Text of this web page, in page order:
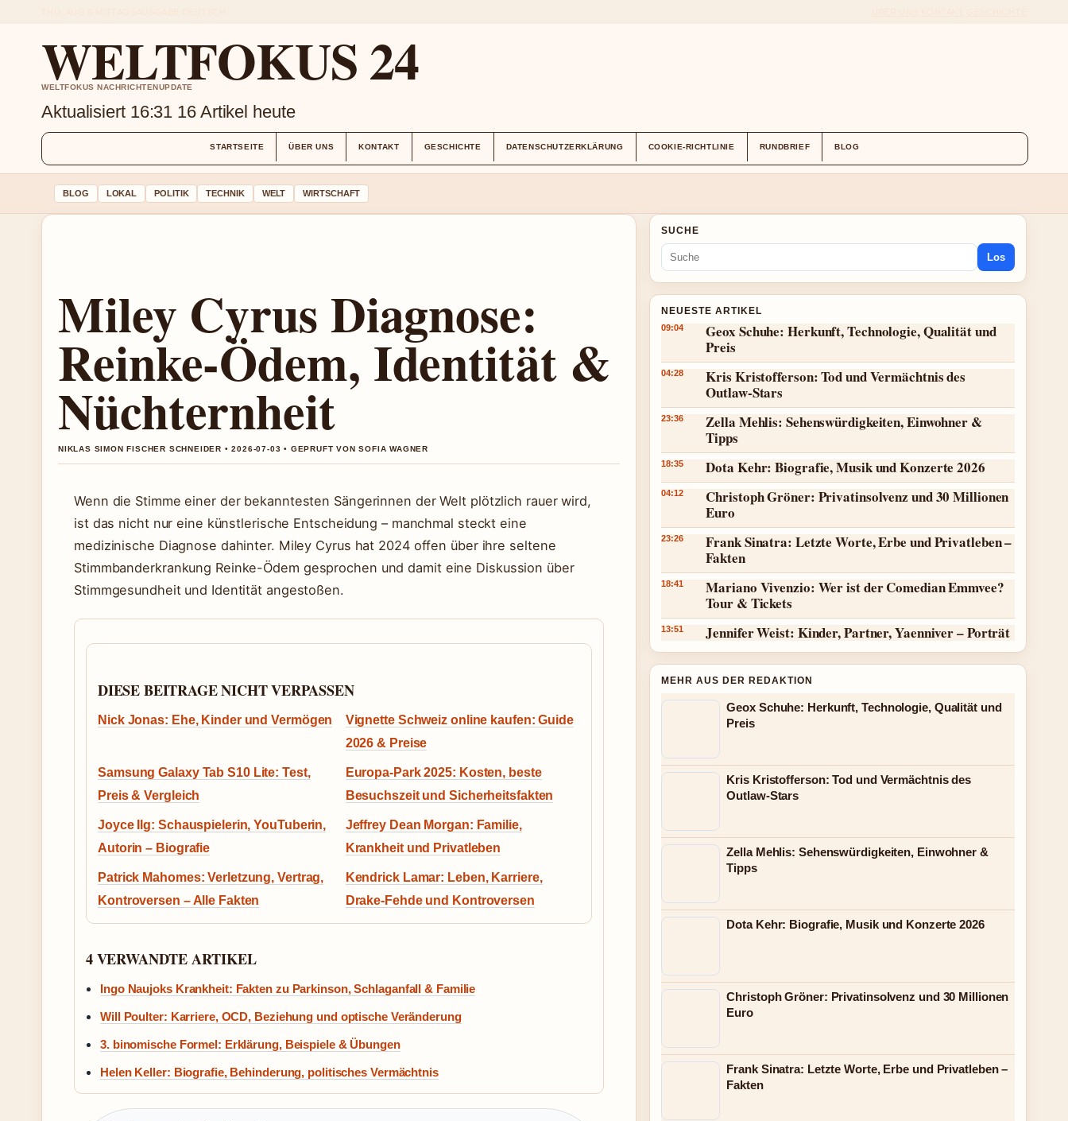
WELTFOKUS 24
WELTFOKUS NACHRICHTENUPDATE
Aktualisiert 16:31 16 Artikel heute
STARTSEITE ÜBER UNS KONTAKT GESCHICHTE DATENSCHUTZERKLÄRUNG COOKIE-RICHTLINIE RUNDBRIEF BLOG
BLOG LOKAL POLITIK TECHNIK WELT WIRTSCHAFT
Miley Cyrus Diagnose:
Reinke-Ödem, Identität &
Nüchternheit
NIKLAS SIMON FISCHER SCHNEIDER • 2026-07-03 • GEPRUFT VON SOFIA WAGNER
Wenn die Stimme einer der bekanntesten Sängerinnen der Welt plötzlich rauer wird,
ist das nicht nur eine künstlerische Entscheidung – manchmal steckt eine
medizinische Diagnose dahinter. Miley Cyrus hat 2024 offen über ihre seltene
Stimmbanderkrankung Reinke-Ödem gesprochen und damit eine Diskussion über
Stimmgesundheit und Identität angestoßen.
DIESE BEITRAGE NICHT VERPASSEN
Nick Jonas: Ehe, Kinder und Vermögen
Vignette Schweiz online kaufen: Guide
2026 & Preise
Samsung Galaxy Tab S10 Lite: Test,
Preis & Vergleich
Europa-Park 2025: Kosten, beste
Besuchszeit und Sicherheitsfakten
Joyce Ilg: Schauspielerin, YouTuberin,
Autorin – Biografie
Jeffrey Dean Morgan: Familie,
Krankheit und Privatleben
Patrick Mahomes: Verletzung, Vertrag,
Kontroversen – Alle Fakten
Kendrick Lamar: Leben, Karriere,
Drake-Fehde und Kontroversen
4 VERWANDTE ARTIKEL
Ingo Naujoks Krankheit: Fakten zu Parkinson, Schlaganfall & Familie
Will Poulter: Karriere, OCD, Beziehung und optische Veränderung
3. binomische Formel: Erklärung, Beispiele & Übungen
Helen Keller: Biografie, Behinderung, politisches Vermächtnis
SUCHE
Los
NEUESTE ARTIKEL
09:04
Geox Schuhe: Herkunft, Technologie, Qualität und
Preis
04:28
Kris Kristofferson: Tod und Vermächtnis des
Outlaw-Stars
23:36
Zella Mehlis: Sehenswürdigkeiten, Einwohner &
Tipps
18:35 Dota Kehr: Biografie, Musik und Konzerte 2026
04:12
Christoph Gröner: Privatinsolvenz und 30 Millionen
Euro
23:26
Frank Sinatra: Letzte Worte, Erbe und Privatleben –
Fakten
18:41
Mariano Vivenzio: Wer ist der Comedian Emmvee?
Tour & Tickets
13:51 Jennifer Weist: Kinder, Partner, Yaenniver – Porträt
MEHR AUS DER REDAKTION
Geox Schuhe: Herkunft, Technologie, Qualität und
Preis
Kris Kristofferson: Tod und Vermächtnis des
Outlaw-Stars
Zella Mehlis: Sehenswürdigkeiten, Einwohner &
Tipps
Dota Kehr: Biografie, Musik und Konzerte 2026
Christoph Gröner: Privatinsolvenz und 30 Millionen
Euro
Frank Sinatra: Letzte Worte, Erbe und Privatleben –
Fakten